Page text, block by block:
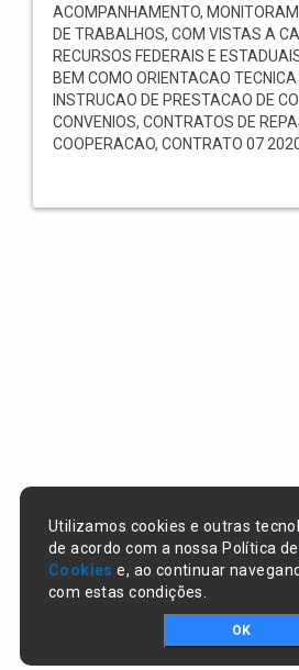
ACOMPANHAMENTO,
DE TRABALHOS, COM VISTAS A
RECURSOS FEDERAIS E
BEM COMO ORIENTACAO
INSTRUCAO DE PRESTACAO DE
CONVENIOS, CONTRATOS DE
COOPERACAO, CONTRATO 07
Utilizamos cookies e outras
de acordo com a nossa Política de
Cookies e, ao continuar
com estas condições.
OK